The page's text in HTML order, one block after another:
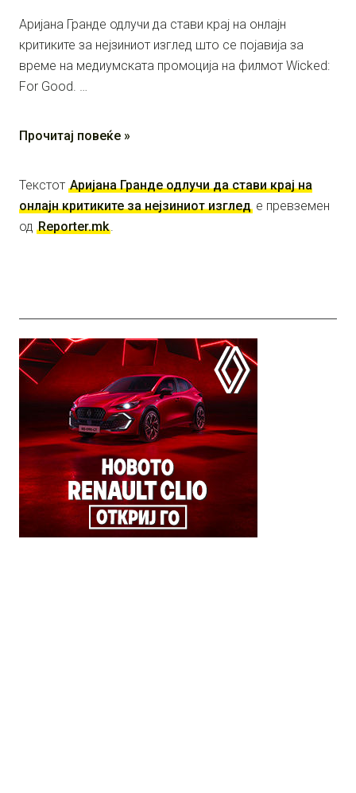
Аријана Гранде одлучи да стави крај на онлајн
критиките за нејзиниот изглед што се појавија за
време на медиумската промоција на филмот Wicked:
For Good. …
Прочитај повеќе »
Текстот Аријана Гранде одлучи да стави крај на
онлајн критиките за нејзиниот изглед е превземен
од Reporter.mk.